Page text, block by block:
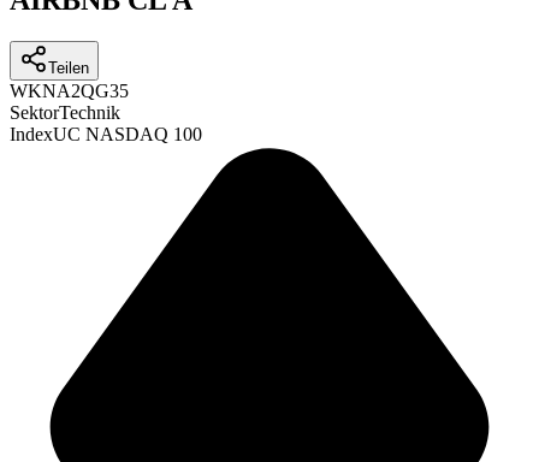
Teilen
WKNA2QG35
SektorTechnik
IndexUC NASDAQ 100